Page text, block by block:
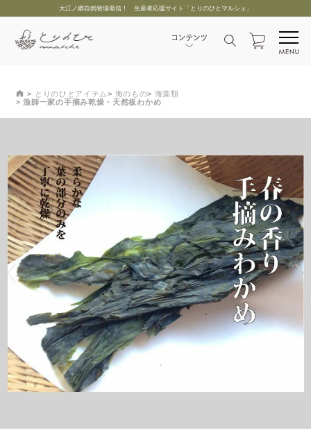
大江ノ郷自然牧場発信！ 生産者応援サイト「とりのひとマルシェ」
とりのひとアイテム 海のもの
海藻類
漁師一家の手摘み乾燥・天然板わかめ